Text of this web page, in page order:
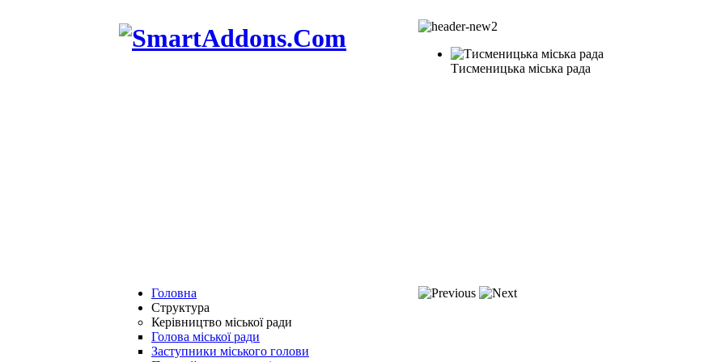
Тисменицька міська рада
Головна
Структура
Керівництво міської ради
Голова міської ради
Заступники міського голови